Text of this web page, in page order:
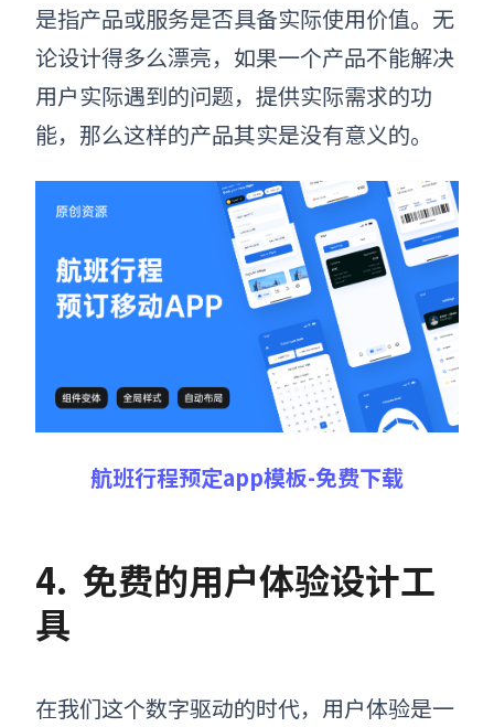
是指产品或服务是否具备实际使用价值。无
论设计得多么漂亮，如果一个产品不能解决
用户实际遇到的问题，提供实际需求的功
能，那么这样的产品其实是没有意义的。
航班行程预定app模板-免费下载
4. 免费的用户体验设计工
具
在我们这个数字驱动的时代，用户体验是一